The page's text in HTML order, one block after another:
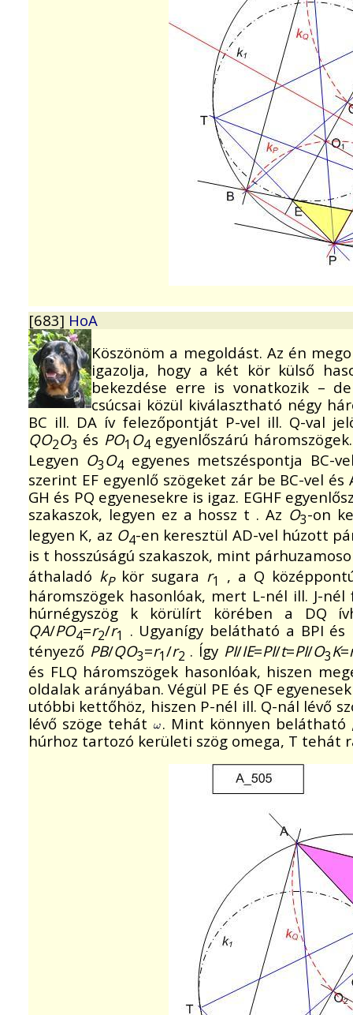
[683] HoA
Köszönöm a megoldást. Az én
igazolja, hogy a két kör külső
bekezdése erre is vonatkozik –
csúcsai közül kiválasztható négy
BC ill. DA ív felezőpontját P-vel ill. Q-val
QO2O3 és PO1 O4 egyenlőszárú
Legyen O3O4 egyenes metszéspontja BC-
szerint EF egyenlő szögeket zár be BC-vel
GH és PQ egyenesekre is igaz. EGHF
szakaszok, legyen ez a hossz t . Az O3-on
legyen K, az O4-en keresztül AD-vel húzott
is t hosszúságú szakaszok, mint
áthaladó kPkör sugara r1
, a Q
háromszögek hasonlóak, mert L-nél ill. J-
húrnégyszög k körülírt körében a DQ
QA/PO4=r2/r1 . Ugyanígy belátható a BPI és
tényező PB/QO3=r1/r2 . Így PI/IE=PI/t=PI/O3K=
és FLQ háromszögek hasonlóak, hiszen
oldalak arányában. Végül PE és QF
utóbbi kettőhöz, hiszen P-nél ill. Q-nál lévő
lévő szöge tehát
. Mint könnyen belátható
húrhoz tartozó kerületi szög omega, T tehát